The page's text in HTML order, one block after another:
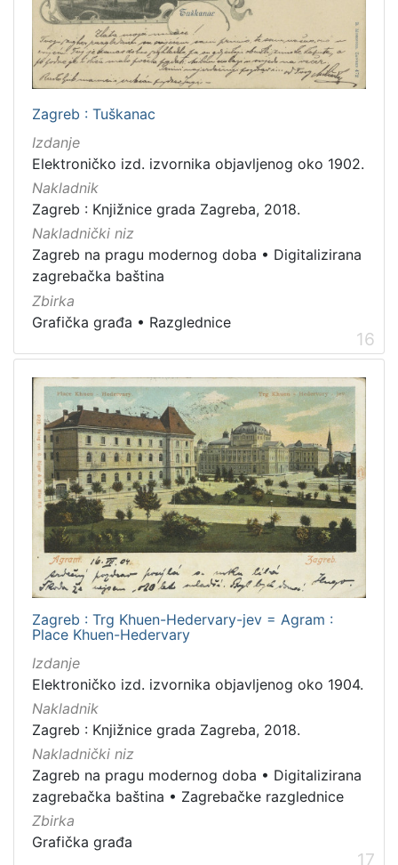
Zagreb : Tuškanac
Izdanje
Elektroničko izd. izvornika objavljenog oko 1902.
Nakladnik
Zagreb : Knjižnice grada Zagreba, 2018.
Nakladnički niz
Zagreb na pragu modernog doba • Digitalizirana
zagrebačka baština
Zbirka
Grafička građa • Razglednice
16
Zagreb : Trg Khuen-Hedervary-jev = Agram :
Place Khuen-Hedervary
Izdanje
Elektroničko izd. izvornika objavljenog oko 1904.
Nakladnik
Zagreb : Knjižnice grada Zagreba, 2018.
Nakladnički niz
Zagreb na pragu modernog doba • Digitalizirana
zagrebačka baština • Zagrebačke razglednice
Zbirka
Grafička građa
17